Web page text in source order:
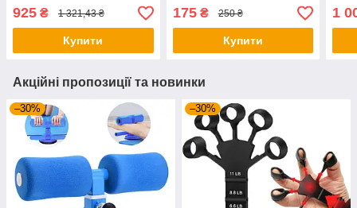
тренажер
925 ₴ 1 321,43 ₴
Купити
175₴ 250 ₴
Купити
1
Акційні пропозиції та новинки
–30% –30%